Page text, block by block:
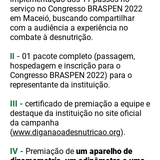
serviço no Congresso BRASPEN 2022
em Maceió, buscando compartilhar
com a audiência a experiência no
combate à desnutrição.
II - 01 pacote completo (passagem,
hospedagem e inscrição para o
Congresso BRASPEN 2022) para o
representante da instituição.
III - certificado de premiação a equipe e
destaque da instituição no site oficial
da campanha
(www.diganaoadesnutricao.org).
IV - Premiação de um aparelho de